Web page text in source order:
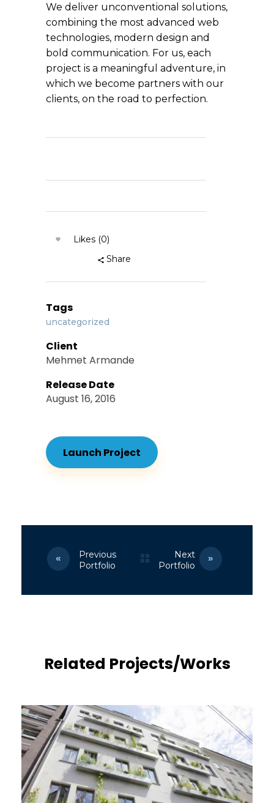
We deliver unconventional solutions,
combining the most advanced web
technologies, modern design and
bold communication. For us, each
project is a meaningful adventure, in
which we become partners with our
clients, on the road to perfection.
Likes (0)
Share
Tags
uncategorized
Client
Mehmet Armande
Release Date
August 16, 2016
Launch Project
Previous
Portfolio
Next
Portfolio
Related Projects/Works